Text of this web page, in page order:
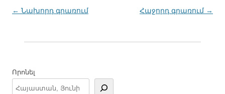
Գրառումների
← Նախորդ գրառում Հաջորդ գրառում →
Որոնել